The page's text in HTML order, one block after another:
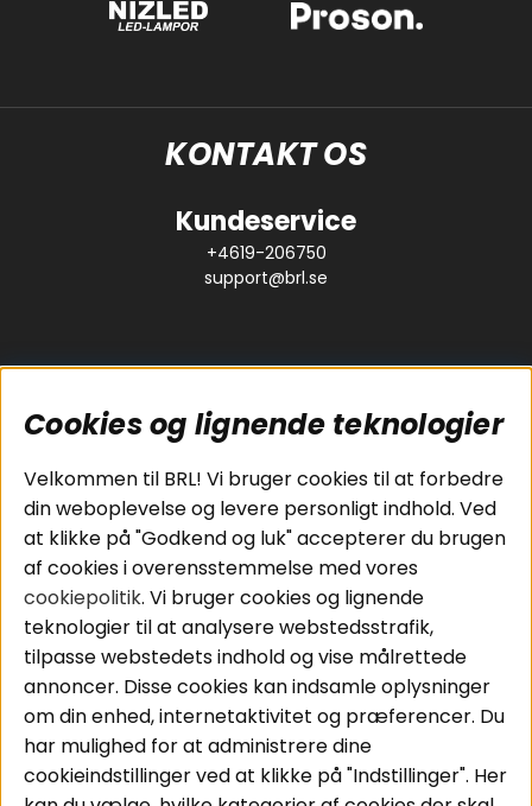
KONTAKT OS
Kundeservice
+4619-206750
support@brl.se
Populære sider
Pakkeløsninger
Bilstereo
Højttalere
Forstærker
Smartphone
Tilbehør
Kabler
Kundeservice
Cookies
Handelsbetingelser
Personvernpolicy
Service / Garanti /
Retur
Områder
Bilstereo
Følg os
Instagram
Cookies og lignende teknologier
Velkommen til BRL! Vi bruger cookies til at forbedre
din weboplevelse og levere personligt indhold. Ved
at klikke på "Godkend og luk" accepterer du brugen
af cookies i overensstemmelse med vores
cookiepolitik. Vi bruger cookies og lignende
teknologier til at analysere webstedsstrafik,
tilpasse webstedets indhold og vise målrettede
annoncer. Disse cookies kan indsamle oplysninger
om din enhed, internetaktivitet og præferencer. Du
har mulighed for at administrere dine
cookieindstillinger ved at klikke på "Indstillinger". Her